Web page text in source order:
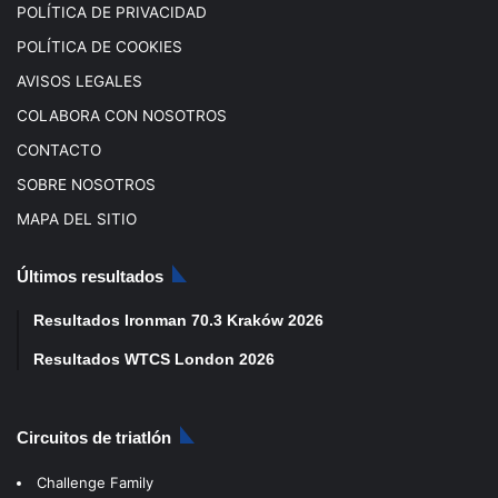
POLÍTICA DE PRIVACIDAD
POLÍTICA DE COOKIES
AVISOS LEGALES
COLABORA CON NOSOTROS
CONTACTO
SOBRE NOSOTROS
MAPA DEL SITIO
Últimos resultados
Resultados Ironman 70.3 Kraków 2026
Resultados WTCS London 2026
Circuitos de triatlón
Challenge Family